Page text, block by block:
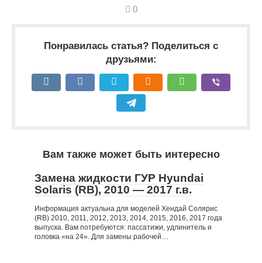
0
Понравилась статья? Поделиться с
друзьями:
Вам также может быть интересно
Замена жидкости ГУР Hyundai
Solaris (RB), 2010 — 2017 г.в.
Информация актуальна для моделей Хендай Солярис
(RB) 2010, 2011, 2012, 2013, 2014, 2015, 2016, 2017 года
выпуска. Вам потребуются: пассатижи, удлинитель и
головка «на 24». Для замены рабочей…